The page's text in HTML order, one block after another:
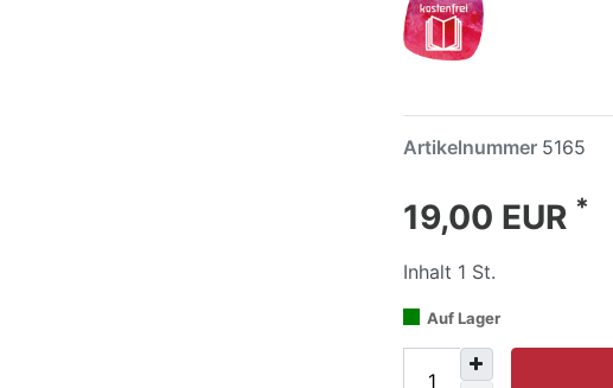
Artikelnummer 5165
19,00 EUR *
Inhalt 1 St.
Auf Lager